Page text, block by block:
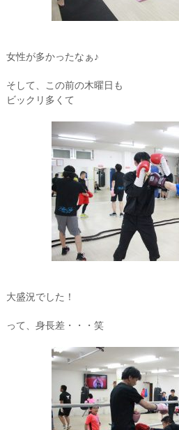
女性が多かったなぁ♪
そして、この前の木曜日も
ビックリ多くて
大盛況でした！
って、身長差・・・笑